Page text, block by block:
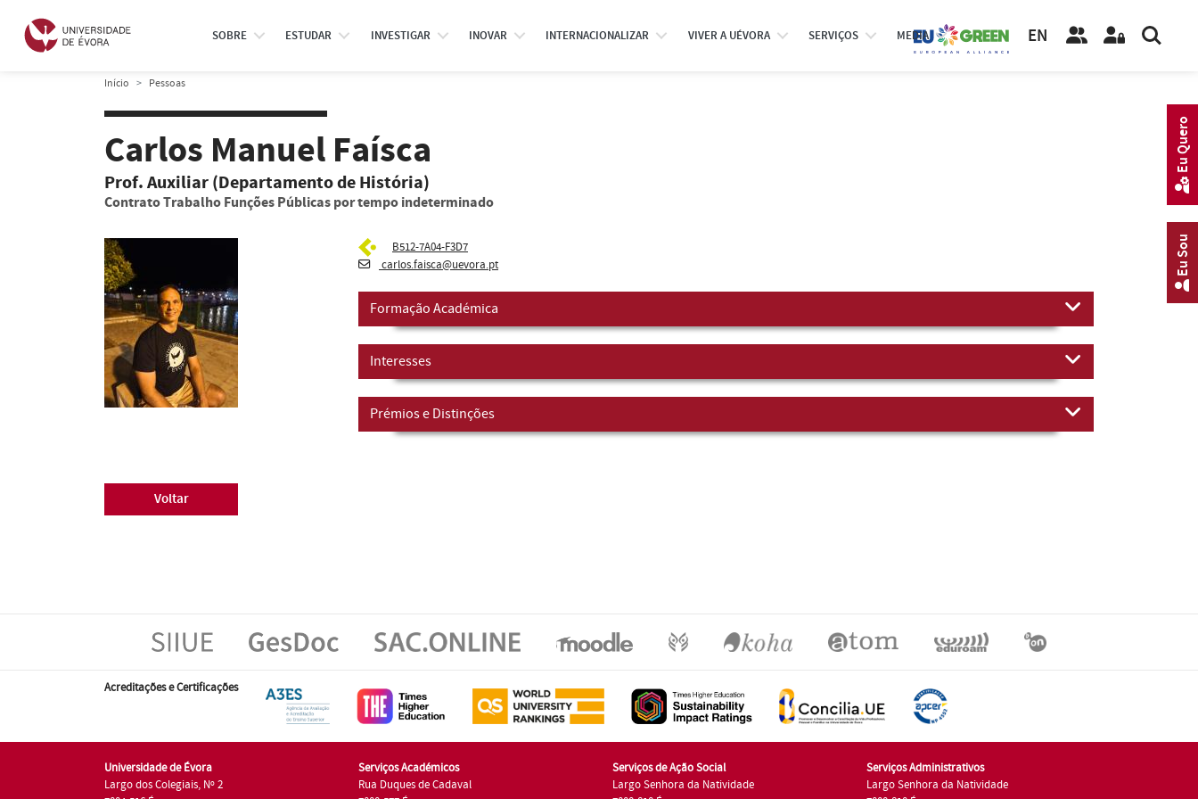
SOBRE ESTUDAR INVESTIGAR INOVAR INTERNACIONALIZAR VIVER A UÉVORA SERVIÇOS MEDIA EN
Início Pessoas
Carlos Manuel Faísca
Prof. Auxiliar (Departamento de História)
Contrato Trabalho Funções Públicas por tempo indeterminado
B512-7A04-F3D7
carlos.faisca@uevora.pt
Formação Académica
Interesses
Prémios e Distinções
Voltar
Acreditações e Certificações
Universidade de Évora
Largo dos Colegiais, Nº 2
Serviços Académicos
Rua Duques de Cadaval
Serviços de Ação Social
Largo Senhora da Natividade
Serviços Administrativos
Largo Senhora da Natividade
Eu Sou
Eu Quero